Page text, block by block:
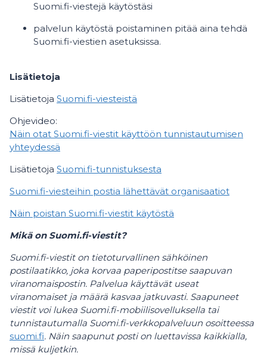
Suomi.fi-viestejä käytöstäsi
palvelun käytöstä poistaminen pitää aina tehdä
Suomi.fi-viestien asetuksissa.
Lisätietoja
Lisätietoja Suomi.fi-viesteistä
Ohjevideo:
Näin otat Suomi.fi-viestit käyttöön tunnistautumisen
yhteydessä
Lisätietoja Suomi.fi-tunnistuksesta
Suomi.fi-viesteihin postia lähettävät organisaatiot
Näin poistan Suomi.fi-viestit käytöstä
Mikä on Suomi.fi-viestit?
Suomi.fi-viestit on tietoturvallinen sähköinen
postilaatikko, joka korvaa paperipostitse saapuvan
viranomaispostin. Palvelua käyttävät useat
viranomaiset ja määrä kasvaa jatkuvasti. Saapuneet
viestit voi lukea Suomi.fi-mobiilisovelluksella tai
tunnistautumalla Suomi.fi-verkkopalveluun osoitteessa
suomi.fi. Näin saapunut posti on luettavissa kaikkialla,
missä kuljetkin.